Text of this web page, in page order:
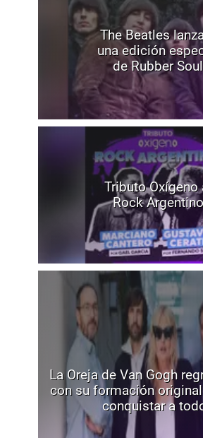
The Beatles
una edición
de Rubber Soul
Tributo Oxígeno
Rock Argentino
La Oreja de Van Gogh
con su formación
conquistar a